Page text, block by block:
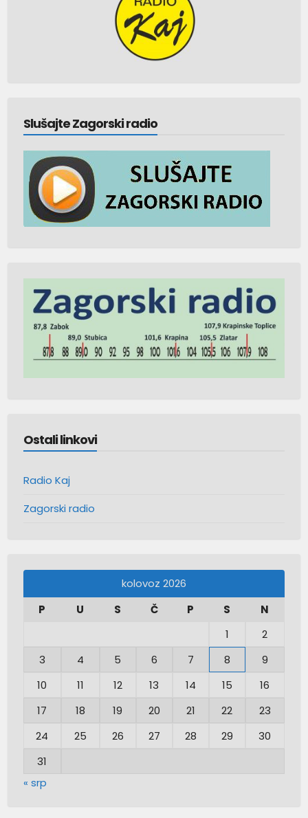
Slušajte Zagorski radio
Ostali linkovi
Radio Kaj
Zagorski radio
kolovoz 2026
P
U S Č P S
N
1
2
3
4 5 6 7 8
9
10
11 12 13 14 15
16
17
18 19 20 21 22
23
24
25 26 27 28 29
30
31
« srp